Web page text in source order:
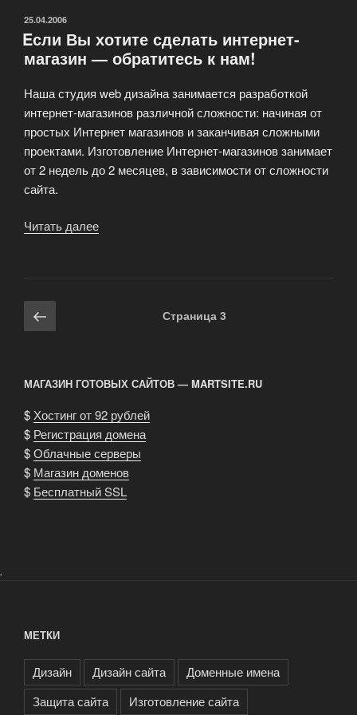
ОПУБЛИКОВАНО
25.04.2006
Eсли Вы хотите сделать интернет-
магазин — обратитесь к нам!
Наша студия web дизайна занимается разработкой
интернет-магазинов различной сложности: начиная от
простых Интернет магазинов и заканчивая сложными
проектами. Изготовление Интернет-магазинов занимает
от 2 недель до 2 месяцев, в зависимости от сложности
сайта.
Читать далее
к
Навигация
по
Предыдущая
страница
Страница 3
МАГАЗИН ГОТОВЫХ САЙТОВ — MARTSITE.RU
$ Хостинг от 92 рублей
$ Регистрация домена
$Облачные серверы
$ Магазин доменов
$ Бесплатный SSL
.
МЕТКИ
Дизайн Дизайн сайта
Доменные имена
Защита сайта
Изготовление сайта